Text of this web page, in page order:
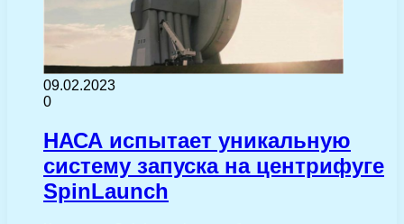
09.02.2023
0
НАСА испытает уникальную
систему запуска на центрифуге
SpinLaunch